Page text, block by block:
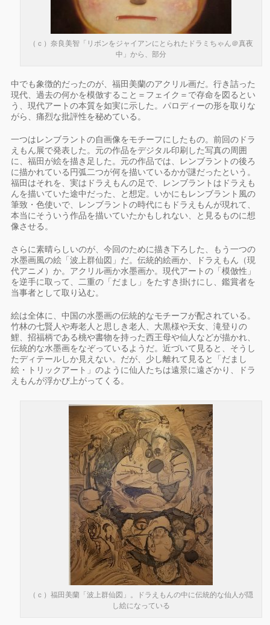
（ｃ）奈良美智「リボンをジャイアンにとられたドラミちゃん＠真夜
中」から、部分
中でも象徴的だったのが、福田美蘭のアクリル画だ。行き詰った
現代、過去の何かを模倣すること＝フェイク＝で存命を図るとい
う、現代アートの本質を如実に示した。パロディーの形を取りな
がら、痛烈な批評性を秘めている。
一つはレンブラントの自画像をモチーフにしたもの。前回のドラ
えもん展で発表した。元の作品をデジタル印刷した写真の周囲
に、福田が絵を描き足した。元の作品では、レンブラントの後ろ
に描かれている円弧二つが何を描いているかが謎だったという。
福田はそれを、実はドラえもんの足で、レンブラントはドラえも
んを描いていた途中だった、と想定。いかにもレンブラント風の
筆致・色使いで、レンブラントの時代にもドラえもんが現れて、
本当にそういう作品を描いていたかもしれない、と見るものに想
像させる。
さらに素晴らしいのが、今回のために描き下ろした、もう一つの
水墨画風の絵「波上群仙図」だ。伝統的絵画か、ドラえもん（現
代アニメ）か。アクリル画か水墨画か。現代アートの「模倣性」
を逆手に取って、二重の「だまし」をたすき掛けにし、鑑賞者を
当事者として取り込む。
絵は全体に、中国の水墨画の伝統的なモチーフが配されている。
竹林の七賢人や寿老人と思しき老人、大黒様や天女、滝登りの
鯉、招福柄である桃や書物を持った西王母や仙人などが描かれ、
伝統的な水墨画をなぞっているようだ。近づいて見ると、そうし
たディテールしか見えない。だが、少し離れて見ると「だまし
絵・トリックアート」のように仙人たちは遠景に遠ざかり、ドラ
えもんが浮かび上がってくる。
（ｃ）福田美蘭「波上群仙図」。ドラえもんの中に伝統的な仙人が隠
し絵になっている